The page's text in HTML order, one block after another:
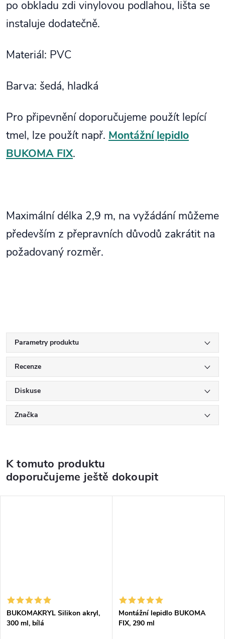
po obkladu zdi vinylovou podlahou, lišta se
instaluje dodatečně.
Materiál: PVC
Barva: šedá, hladká
Pro připevnění doporučujeme použít lepící
tmel, lze použít např. Montážní lepidlo
BUKOMA FIX.
Maximální délka 2,9 m, na vyžádání můžeme
především z přepravních důvodů zakrátit na
požadovaný rozměr.
Parametry produktu
Recenze
Diskuse
Značka
K tomuto produktu
doporučujeme ještě dokoupit
BUKOMAKRYL Silikon akryl,
300 ml, bílá
Montážní lepidlo BUKOMA
FIX, 290 ml